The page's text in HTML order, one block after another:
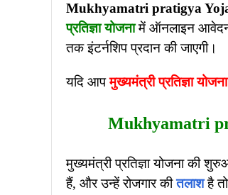
Mukhyamatri pratigya
प्रतिज्ञा योजनामें ऑनलाइन आवेदन
तक इंटर्नशिप प्रदान की जाएगी।
यदि आपमुख्यमंत्री प्रतिज्ञा
Mukhyamatri
मुख्यमंत्री प्रतिज्ञा योजना की
हैं, और उन्हें रोजगार कीतलाशहै